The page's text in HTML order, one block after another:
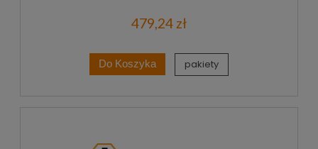
479,24 zł
Do Koszyka pakiety